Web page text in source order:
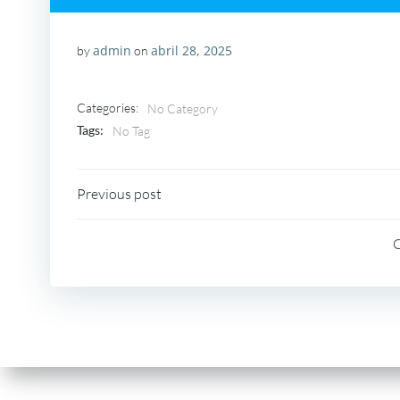
byadmin on abril 28, 2025
Categories:
No Category
Tags:
No Tag
Navegação
Post
Previous post